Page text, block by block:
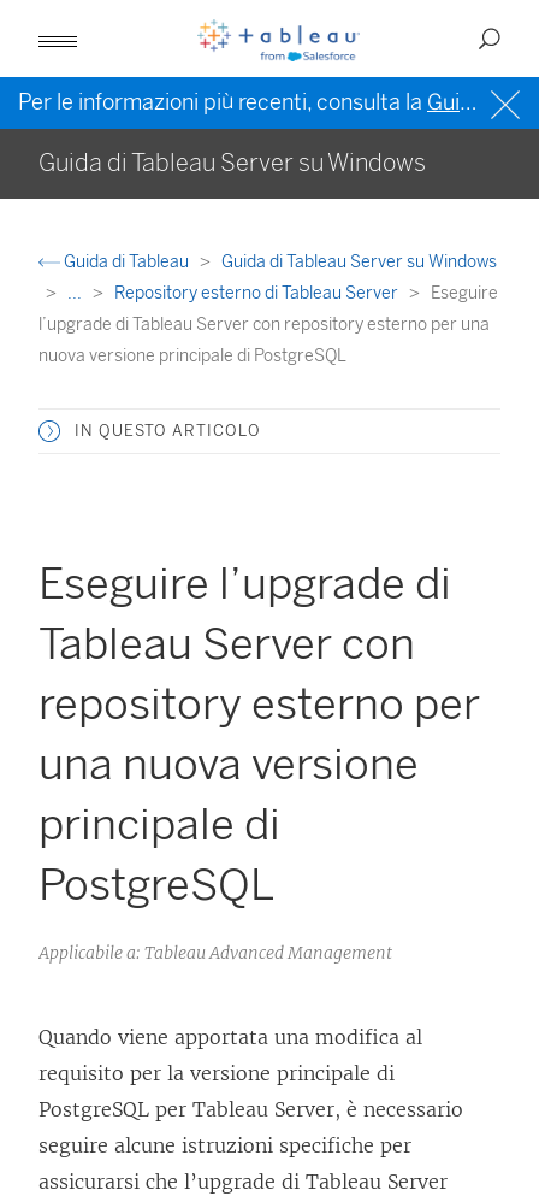
Per le informazioni più recenti, consulta la Guida di Tableau in inglese (Stati Uniti)
Guida di Tableau Server su Windows
Guida di Tableau
Guida di Tableau Server su Windows
...
Repository esterno di Tableau Server
Eseguire
l’upgrade di Tableau Server con repository esterno per una
nuova versione principale di PostgreSQL
IN QUESTO ARTICOLO
Eseguire l’upgrade di
Tableau Server con
repository esterno per
una nuova versione
principale di
PostgreSQL
Applicabile a: Tableau Advanced Management
Quando viene apportata una modifica al
requisito per la versione principale di
PostgreSQL per Tableau Server, è necessario
seguire alcune istruzioni specifiche per
assicurarsi che l’upgrade di Tableau Server